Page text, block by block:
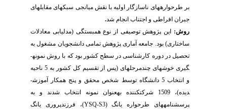
بر طرحواره­های ناسازگار اولیه با نقش میانجی سبک­های مقابله­ای
جبران افراطی و اجتناب انجام شد.
روش:این پژوهش توصیفی از نوع همبستگی (مدل­یابی معادلات
ساختاری) بود. جامعه آماری پژوهش تمامی دانشجویان مشغول به
تحصیل در دوره کارشناسی در سطح کشور بود که با روش نمونه­
گیری خوشه­ای چندمرحله­ای (پس از تقسیم کل کشور به 5 ناحیه
و انتخاب 5 دانشگاه
توسط شخص محقق و پنج همکار آموزش­
دیده
)، 1509 شرکت­کننده به­عنوان نمونه انتخاب شدند و به
پرسشنامه­های طرحواره یانگ ( YSQ-S3)، فرزندپروری یانگ